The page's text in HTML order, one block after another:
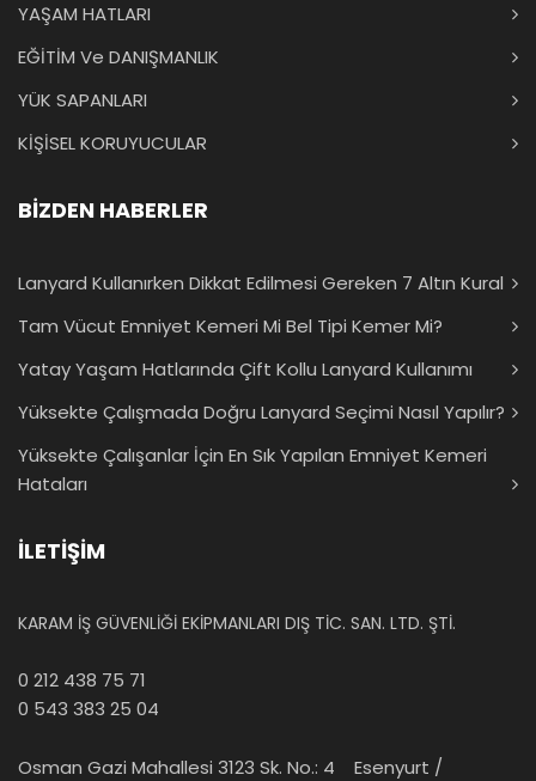
YAŞAM HATLARI
EĞİTİM Ve DANIŞMANLIK
YÜK SAPANLARI
KİŞİSEL KORUYUCULAR
BİZDEN HABERLER
Lanyard Kullanırken Dikkat Edilmesi Gereken 7 Altın Kural
Tam Vücut Emniyet Kemeri Mi Bel Tipi Kemer Mi?
Yatay Yaşam Hatlarında Çift Kollu Lanyard Kullanımı
Yüksekte Çalışmada Doğru Lanyard Seçimi Nasıl Yapılır?
Yüksekte Çalışanlar İçin En Sık Yapılan Emniyet Kemeri
Hataları
İLETİŞİM
KARAM İŞ GÜVENLİĞİ EKİPMANLARI DIŞ TİC. SAN. LTD. ŞTİ.
0 212 438 75 71
0 543 383 25 04
Osman Gazi Mahallesi 3123 Sk. No.: 4 Esenyurt /